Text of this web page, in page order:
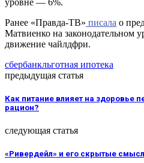
Ранее «Правда-ТВ» писала о
Матвиенко на законодательном
движение чайлдфри.
сбербанкльготная ипотека
предыдущая статья
Как питание влияет на здоровье
рацион?
следующая статья
«Ривердейл» и его скрытые